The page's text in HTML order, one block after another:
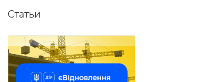
Статьи